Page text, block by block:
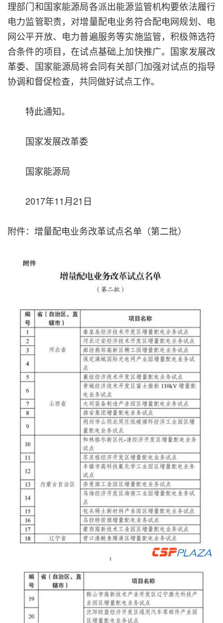
理部门和国家能源局各派出能源监管机构要依法履行
电力监管职责，对增量配电业务符合配电网规划、电
网公平开放、电力普遍服务等实施监管，积极筛选符
合条件的项目，在试点基础上加快推广。国家发展改
革委、国家能源局将会同有关部门加强对试点的指导
协调和督促检查，共同做好试点工作。
特此通知。
国家发展改革委
国家能源局
2017年11月21日
附件：增量配电业务改革试点名单（第二批）